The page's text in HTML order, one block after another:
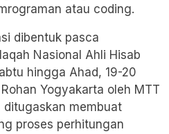
atau coding.
dibentuk pasca
Nasional Ahli Hisab
hingga Ahad, 19-20
Yogyakarta oleh MTT
ditugaskan membuat
proses perhitungan